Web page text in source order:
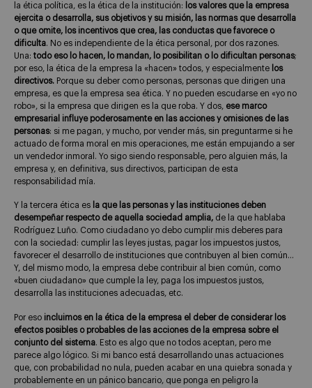
la ética política, es la ética de la institución:
los valores que la empresa
ejercita o desarrolla, sus objetivos y su misión, las normas que desarrolla
o que omite, los incentivos que crea, las conductas que favorece o
dificulta. No es independiente de la ética personal, por dos razones.
Una: todo eso lo hacen, lo mandan, lo posibilitan o lo dificultan personas;
por eso, la ética de la empresa la «hacen» todos, y especialmente los
directivos. Porque su deber como personas, personas que dirigen una
empresa, es que la empresa sea ética. Y no pueden escudarse en «yo no
robo», si la empresa que dirigen es la que roba. Y dos, ese marco
empresarial influye poderosamente en las acciones y omisiones de las
personas: si me pagan, y mucho, por vender más, sin preguntarme si he
actuado de forma moral en mis operaciones, me están empujando a ser
un vendedor inmoral. Yo sigo siendo responsable, pero alguien más, la
empresa y, en definitiva, sus directivos, participan de esta
responsabilidad mía.
Y la tercera ética es la que las personas y las instituciones deben
desempeñar respecto de aquella sociedad amplia, de la que hablaba
Rodríguez Luño. Como ciudadano yo debo cumplir mis deberes para
con la sociedad: cumplir las leyes justas, pagar los impuestos justos,
favorecer el desarrollo de instituciones que contribuyen al bien común…
Y, del mismo modo, la empresa debe contribuir al bien común, como
«buen ciudadano» que cumple la ley, paga los impuestos justos,
desarrolla las instituciones adecuadas, etc.
Por eso incluimos en la ética de la empresa el deber de considerar los
efectos posibles o probables de las acciones de la empresa sobre el
conjunto del sistema. Esto es algo que no todos aceptan, pero me
parece algo lógico. Si mi banco está desarrollando unas actuaciones
que, con probabilidad no nula, pueden acabar en una quiebra sonada y
probablemente en un pánico bancario, que ponga en peligro la